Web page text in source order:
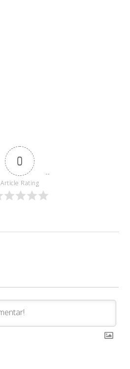
0
Article Rating